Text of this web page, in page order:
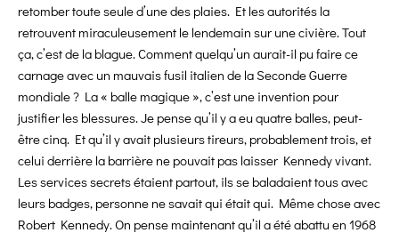
retomber toute seule d’une des plaies. Et les autorités la
retrouvent miraculeusement le lendemain sur une civière. Tout
ça, c’est de la blague. Comment quelqu’un aurait-il pu faire ce
carnage avec un mauvais fusil italien de la Seconde Guerre
mondiale ? La « balle magique », c’est une invention pour
justifier les blessures. Je pense qu’il y a eu quatre balles, peut-
être cinq. Et qu’il y avait plusieurs tireurs, probablement trois, et
celui derrière la barrière ne pouvait pas laisser Kennedy vivant.
Les services secrets étaient partout, ils se baladaient tous avec
leurs badges, personne ne savait qui était qui. Même chose avec
Robert Kennedy. On pense maintenant qu’il a été abattu en 1968